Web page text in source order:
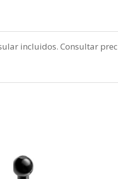
incluidos. Consultar